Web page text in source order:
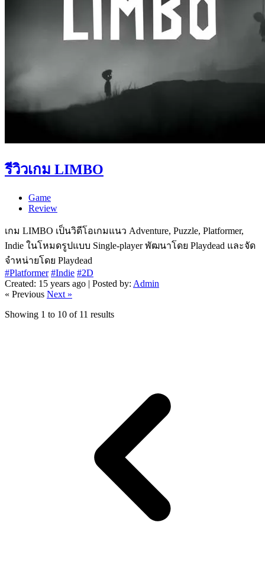
รีวิวเกม LIMBO
Game
Review
เกม LIMBO เป็นวิดีโอเกมแนว Adventure, Puzzle, Platformer,
Indie ในโหมดรูปแบบ Single-player พัฒนาโดย Playdead และจัด
จำหน่ายโดย Playdead
#Platformer #Indie #2D
Created: 15 years ago | Posted by: Admin
« Previous Next »
Showing 1 to 10 of 11 results